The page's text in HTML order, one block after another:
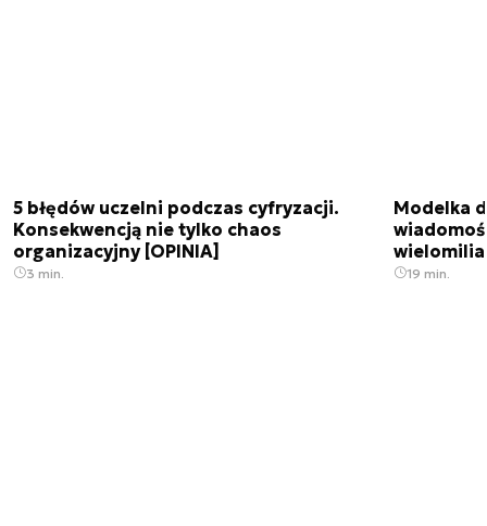
5 błędów uczelni podczas cyfryzacji.
Konsekwencją nie tylko chaos
organizacyjny [OPINIA]
3 min.
Modelka
19 min.